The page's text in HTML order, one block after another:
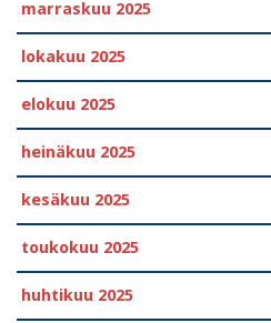
marraskuu 2025
lokakuu 2025
elokuu 2025
heinäkuu 2025
kesäkuu 2025
toukokuu 2025
huhtikuu 2025